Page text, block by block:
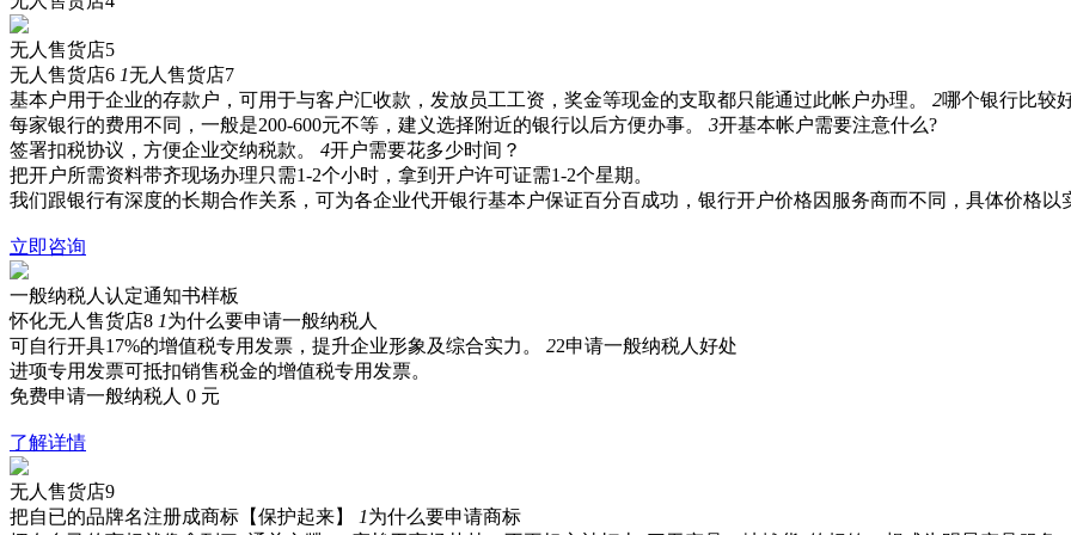
无人售货店5
无人售货店6 1无人售货店7
基本户用于企业的存款户，可用于与客户汇收款，发放员工工资，奖金等现金的支取都只能通过此帐户办理。
2哪个银行比较
每家银行的费用不同，一般是200-600元不等，建义选择附近的银行以后方便办事。
3开基本帐户需要注意什么?
签署扣税协议，方便企业交纳税款。
4开户需要花多少时间？
把开户所需资料带齐现场办理只需1-2个小时，拿到开户许可证需1-2个星期。
我们跟银行有深度的长期合作关系，可为各企业代开银行基本户保证百分百成功，银行开户价格因服务商而不同，具体价格以
立即咨询
一般纳税人认定通知书样板
怀化无人售货店8 1为什么要申请一般纳税人
可自行开具17%的增值税专用发票，提升企业形象及综合实力。
22申请一般纳税人好处
进项专用发票可抵扣销售税金的增值税专用发票。
免费申请一般纳税人 0 元
了解详情
无人售货店9
把自已的品牌名注册成商标【保护起来】
1为什么要申请商标